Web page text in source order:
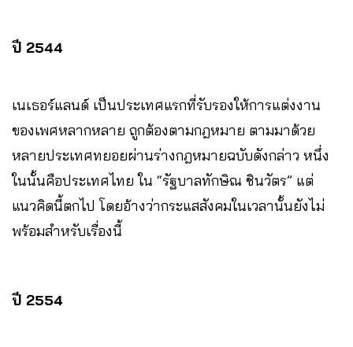
ปี 2544
เนเธอร์แลนด์ เป็นประเทศแรกที่รับรองให้การแต่งงาน
ของเพศหลากหลาย ถูกต้องตามกฎหมาย ตามมาด้วย
หลายประเทศทยอยผ่านร่างกฎหมายฉบับดังกล่าว หนึ่ง
ในนั้นคือประเทศไทย ใน “รัฐบาลทักษิณ ชินวัตร” แต่
แนวคิดนี้ตกไป โดยอ้างว่ากระแสสังคมในเวลานั้นยังไม่
พร้อมสำหรับเรื่องนี้
ปี 2554